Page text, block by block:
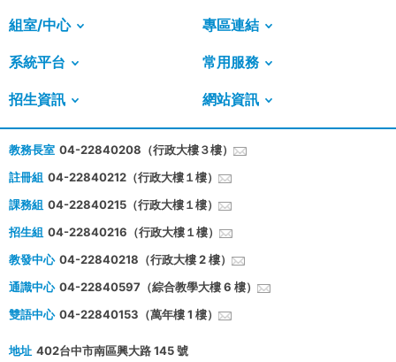
組室/中心 專區連結
系統平台 常用服務
招生資訊 網站資訊
教務長室 04-22840208（行政大樓３樓）
註冊組 04-22840212（行政大樓１樓）
課務組 04-22840215（行政大樓１樓）
招生組 04-22840216（行政大樓１樓）
教發中心 04-22840218（行政大樓 2 樓）
通識中心 04-22840597（綜合教學大樓 6 樓）
雙語中心 04-22840153（萬年樓 1 樓）
地址 402台中市南區興大路 145 號